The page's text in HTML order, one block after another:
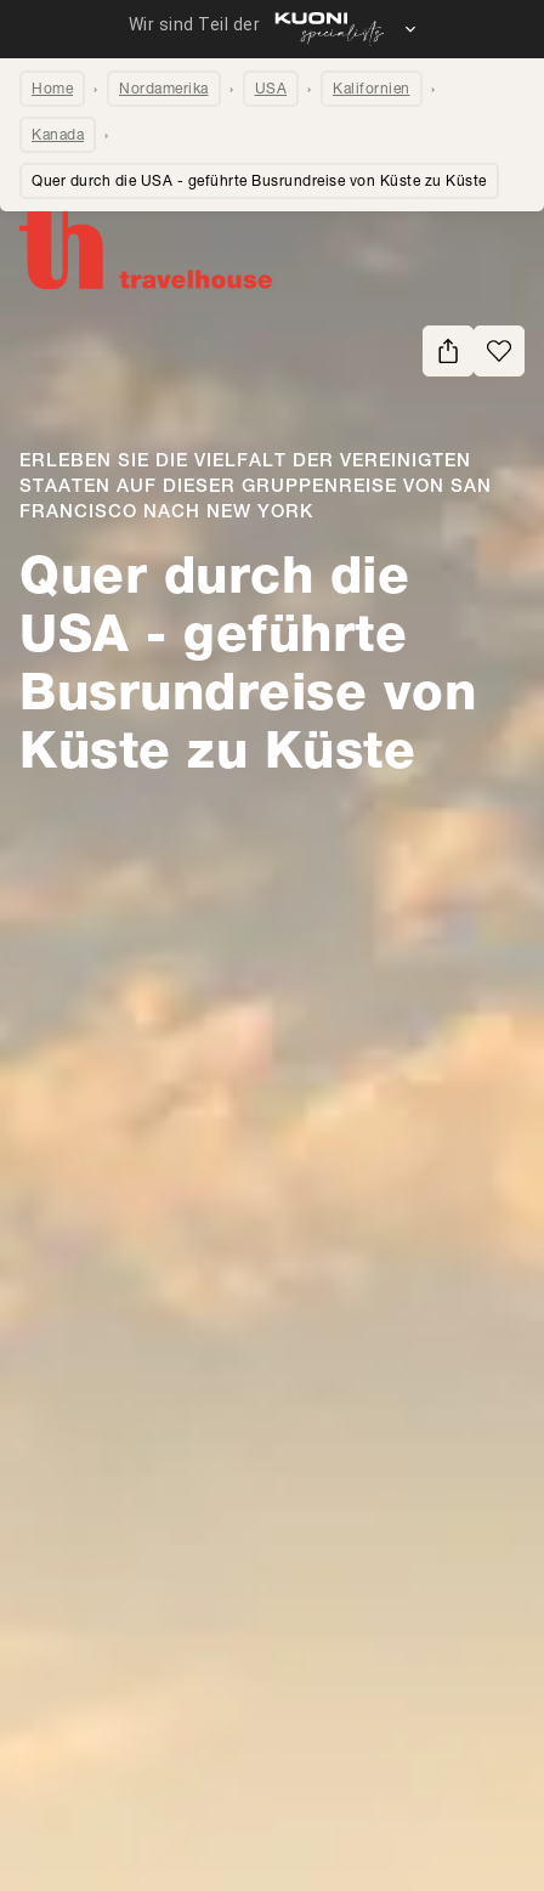
Home Nordamerika USA Kalifornien
Kanada
Quer durch die USA - geführte Busrundreise von Küste zu Küste
Quer durch die
USA - geführte
Busrundreise von
Küste zu Küste
ERLEBEN SIE DIE VIELFALT DER VEREINIGTEN
STAATEN AUF DIESER GRUPPENREISE VON SAN
FRANCISCO NACH NEW YORK